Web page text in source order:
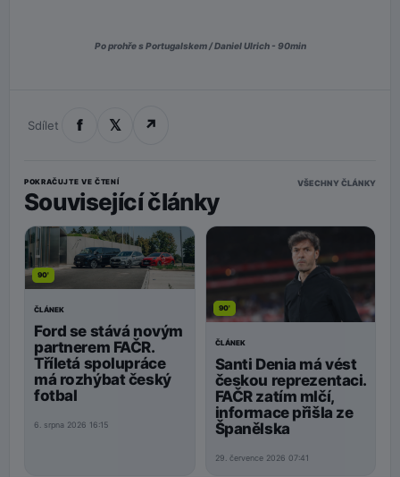
Po prohře s Portugalskem / Daniel Ulrich - 90min
Sdílet f 𝕏 ↗
POKRAČUJTE VE ČTENÍ
Související články
VŠECHNY ČLÁNKY
90'
ČLÁNEK
Ford se stává novým
partnerem FAČR.
Tříletá spolupráce
má rozhýbat český
fotbal
6. srpna 2026 16:15
90'
ČLÁNEK
Santi Denia má vést
českou reprezentaci.
FAČR zatím mlčí,
informace přišla ze
Španělska
29. července 2026 07:41